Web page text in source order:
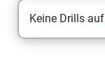
Keine Drills auf